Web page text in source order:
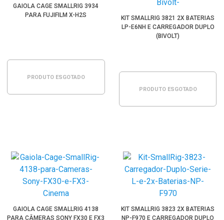
GAIOLA CAGE SMALLRIG 3934
PARA FUJIFILM X-H2S
PRODUTO ESGOTADO
KIT SMALLRIG 3821 2X BATERIAS
LP-E6NH E CARREGADOR DUPLO
(BIVOLT)
PRODUTO ESGOTADO
GAIOLA CAGE SMALLRIG 4138
PARA CÂMERAS SONY FX30 E FX3
KIT SMALLRIG 3823 2X BATERIAS
NP-F970 E CARREGADOR DUPLO